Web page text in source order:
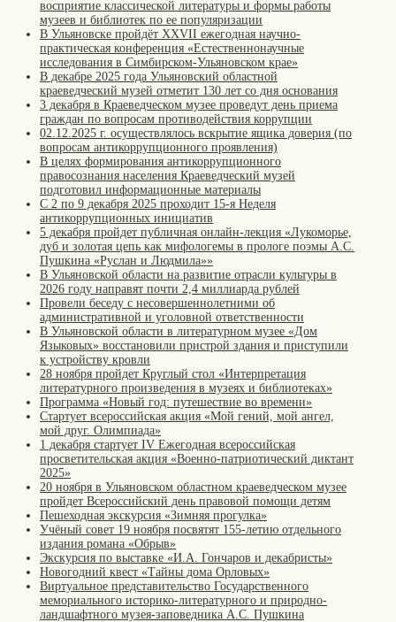
восприятие классической литературы и формы работы
музеев и библиотек по ее популяризации
В Ульяновске пройдёт XXVII ежегодная научно-
практическая конференция «Естественнонаучные
исследования в Симбирском-Ульяновском крае»
В декабре 2025 года Ульяновский областной
краеведческий музей отметит 130 лет со дня основания
3 декабря в Краеведческом музее проведут день приема
граждан по вопросам противодействия коррупции
02.12.2025 г. осуществлялось вскрытие ящика доверия (по
вопросам антикоррупционного проявления)
В целях формирования антикоррупционного
правосознания населения Краеведческий музей
подготовил информационные материалы
С 2 по 9 декабря 2025 проходит 15-я Неделя
антикоррупционных инициатив
5 декабря пройдет публичная онлайн-лекция «Лукоморье,
дуб и золотая цепь как мифологемы в прологе поэмы А.С.
Пушкина «Руслан и Людмила»»
В Ульяновской области на развитие отрасли культуры в
2026 году направят почти 2,4 миллиарда рублей
Провели беседу с несовершеннолетними об
административной и уголовной ответственности
В Ульяновской области в литературном музее «Дом
Языковых» восстановили пристрой здания и приступили
к устройству кровли
28 ноября пройдет Круглый стол «Интерпретация
литературного произведения в музеях и библиотеках»
Программа «Новый год: путешествие во времени»
Стартует всероссийская акция «Мой гений, мой ангел,
мой друг. Олимпиада»
1 декабря стартует IV Ежегодная всероссийская
просветительская акция «Военно-патриотический диктант
2025»
20 ноября в Ульяновском областном краеведческом музее
пройдет Всероссийский день правовой помощи детям
Пешеходная экскурсия «Зимняя прогулка»
Учёный совет 19 ноября посвятят 155-летию отдельного
издания романа «Обрыв»
Экскурсия по выставке «И.А. Гончаров и декабристы»
Новогодний квест «Тайны дома Орловых»
Виртуальное представительство Государственного
мемориального историко-литературного и природно-
ландшафтного музея-заповедника А.С. Пушкина